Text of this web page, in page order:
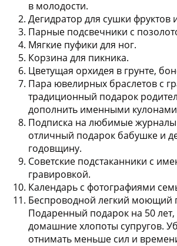
в молодости.
Дегидратор для сушки фруктов
Парные подсвечники с
Мягкие пуфики для ног.
Корзина для пикника.
Цветущая орхидея в грунте,
Пара ювелирных браслетов с
традиционный подарок
дополнить именными
Подписка на любимые
отличный подарок бабушке и
годовщину.
Советские подстаканники с
гравировкой.
Календарь с фотографиями
Беспроводной легкий моющий
Подаренный подарок на 50 лет,
домашние хлопоты супругов.
отнимать меньше сил и